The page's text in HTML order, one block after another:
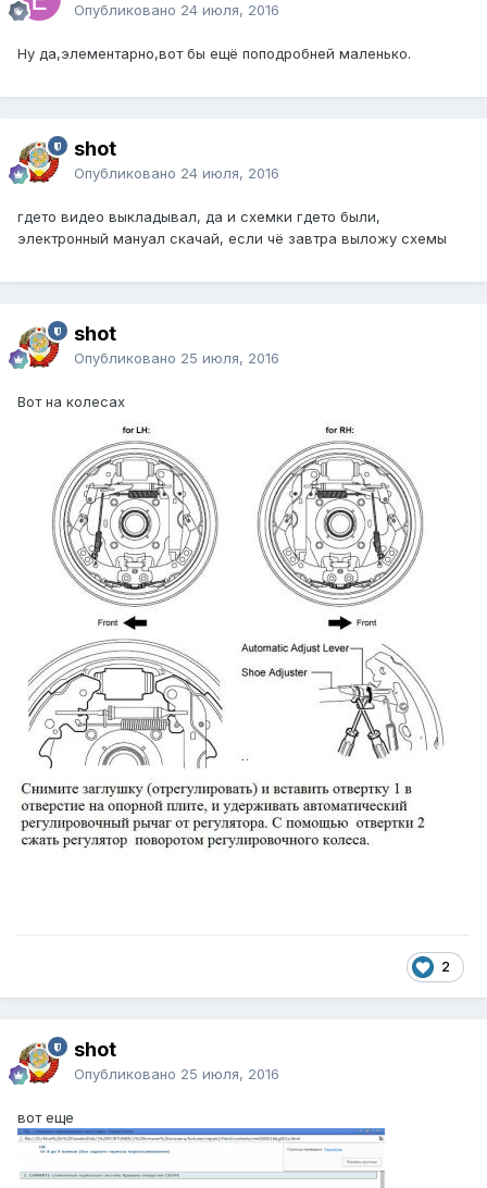
Опубликовано 24 июля, 2016
Ну да,элементарно,вот бы ещё поподробней маленько.
shot
Опубликовано 24 июля, 2016
гдето видео выкладывал, да и схемки гдето были,
электронный мануал скачай, если чё завтра выложу схемы
shot
Опубликовано 25 июля, 2016
Вот на колесах
2
shot
Опубликовано 25 июля, 2016
вот еще